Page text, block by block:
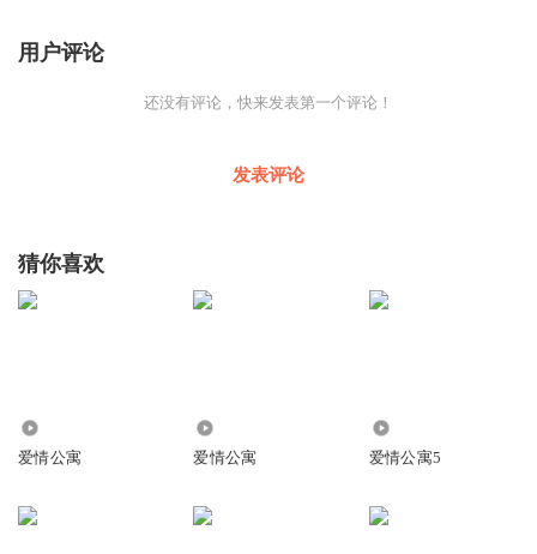
用户评论
还没有评论，快来发表第一个评论！
发表评论
猜你喜欢
爱情公寓 爱情公寓 爱情公寓5